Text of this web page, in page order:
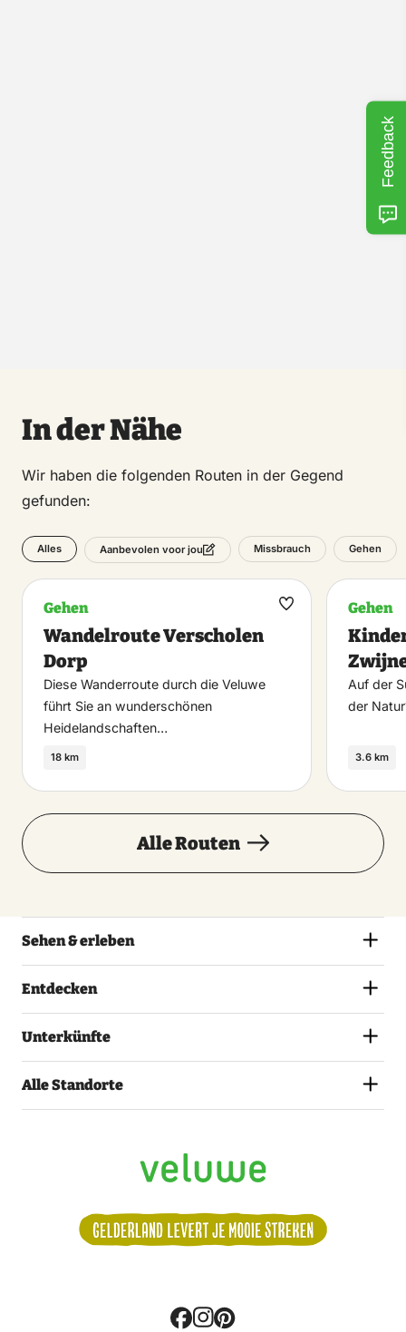
In der Nähe
Wir haben die folgenden Routen in der Gegend
gefunden:
Alles Aanbevolen voor jou Missbrauch Gehen
Gehen
Wandelroute Verscholen
Dorp
Diese Wanderroute durch die Veluwe
führt Sie an wunderschönen
Heidelandschaften…
18 km
Maak
Gehen
Auf der
der
3.6 km
Alle Routen
Sehen & erleben
Entdecken
Unterkünfte
Alle Standorte
Feedback